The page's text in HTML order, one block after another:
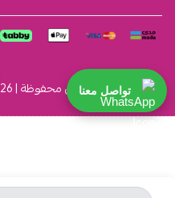
الحقوق محفوظة | 2026تواصل معنا